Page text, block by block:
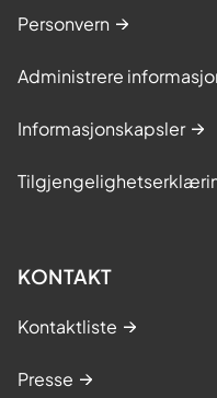
Personvern
Administrere
Informasjonskapsler
KONTAKT
Kontaktliste
Presse